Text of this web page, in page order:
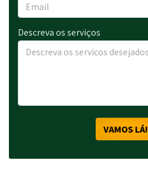
Descreva os serviços
VAMOS LÁ!